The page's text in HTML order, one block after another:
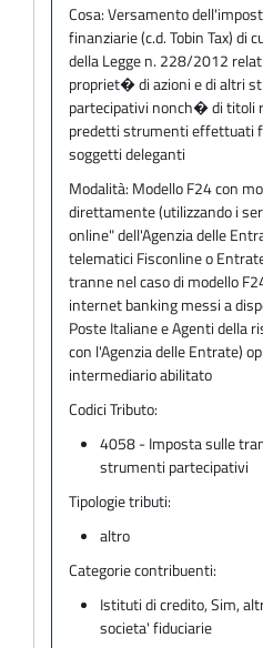
Cosa:Versamento
finanziarie (c.d. Tobin Tax) di
della Legge n. 228/2012
propriet� di azioni e di altri
partecipativi nonch� di titoli
predetti strumenti effettuati
soggetti deleganti
Modalità: Modello F24 con
direttamente (utilizzando i
online" dell'Agenzia delle
telematici Fisconline o
tranne nel caso di modello
internet banking messi a
Poste Italiane e Agenti della
con l'Agenzia delle Entrate)
intermediario abilitato
Codici Tributo:
4058 - Imposta sulle
strumenti partecipativi
Tipologie tributi:
altro
Categorie contribuenti:
Istituti di credito, Sim,
societa' fiduciarie